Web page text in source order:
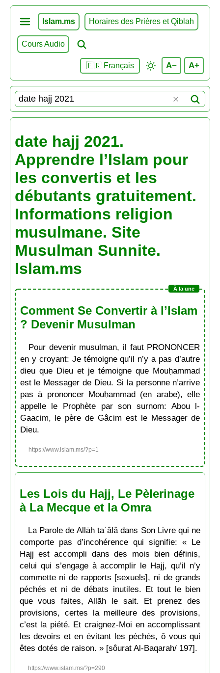
Islam.ms Horaires des Prières et Qiblah
Cours Audio
🇫🇷 Français A− A+
date hajj 2021.
Apprendre l’Islam pour
les convertis et les
débutants gratuitement.
Informations religion
musulmane. Site
Musulman Sunnite.
Islam.ms
Comment Se Convertir à l’Islam
? Devenir Musulman
Pour devenir musulman, il faut PRONONCER
en y croyant: Je témoigne qu’il n’y a pas d’autre
dieu que Dieu et je témoigne que Mouḥammad
est le Messager de Dieu. Si la personne n’arrive
pas à prononcer Mouḥammad (en arabe), elle
appelle le Prophète par son surnom: Abou l-
Gaacim, le père de Gâcim est le Messager de
Dieu.
https://www.islam.ms/?p=1
Les Lois du Hajj, Le Pèlerinage
à La Mecque et la Omra
La Parole de Allāh taʿâlâ dans Son Livre qui ne
comporte pas d’incohérence qui signifie: « Le
Hajj est accompli dans des mois bien définis,
celui qui s’engage à accomplir le Hajj, qu’il n’y
commette ni de rapports [sexuels], ni de grands
péchés et ni de débats inutiles. Et tout le bien
que vous faites, Allāh le sait. Et prenez des
provisions, certes la meilleure des provisions,
c’est la piété. Et craignez-Moi en accomplissant
les devoirs et en évitant les péchés, ô vous qui
êtes dotés de raison. » [sôurat Al-Baqarah/ 197].
https://www.islam.ms/?p=290